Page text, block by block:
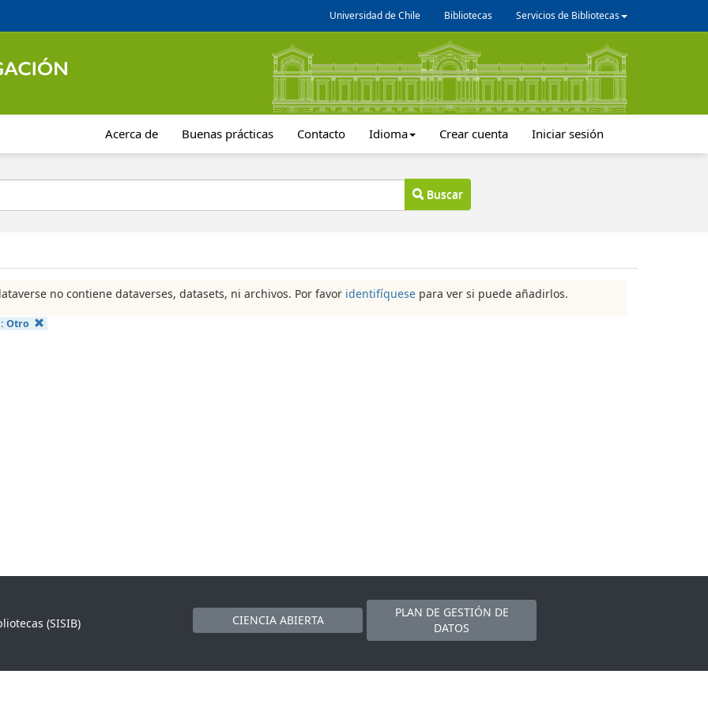
Universidad de Chile Bibliotecas Servicios de Bibliotecas
Acerca de Buenas prácticas Contacto Idioma Crear cuenta Iniciar sesión
Buscar
no contiene dataverses, datasets, ni archivos. Por favor identifíquese para ver si puede añadirlos.
Otro
(SISIB)
CIENCIA ABIERTA
PLAN DE GESTIÓN DE
DATOS